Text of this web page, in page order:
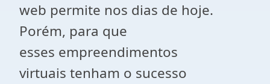
web permite nos dias de hoje.
Porém, para que
esses empreendimentos
virtuais tenham o sucesso